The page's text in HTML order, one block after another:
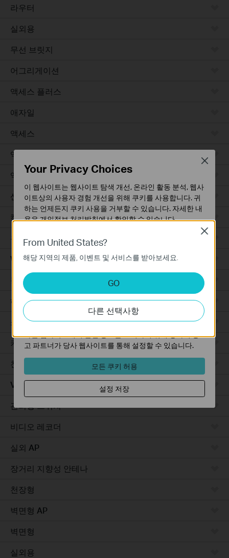
라우터
실외용
무선 브릿지
어그리게이션
액세스 플러스
애자일
액세스
액세스 프로
액세스 맥스
산업용
캠퍼스
유선 라우터
WiFi 라우터
통합 라우터
하드웨어
소프트웨어
카메라
천장형 AP
VPN 라우터
관리형 스위치
비디오 레코더
실외 AP
장거리 지향성 안테나
천장형
벽면형 AP
벽면형
실외용
From United States?
해당 지역의 제품, 이벤트 및 서비스를 받아보세요.
GO
다른 선택사항
Close
Your Privacy Choices
이 웹사이트는 웹사이트 탐색 개선, 온라인 활동 분석, 웹사
이트상의 사용자 경험 개선을 위해 쿠키를 사용합니다. 귀
하는 언제든지 쿠키 사용을 거부할 수 있습니다. 자세한 내
용은개인정보 처리방침에서 확인할 수 있습니다.
이 쿠키는 웹사이트가 작동하는 데 필요하며 사용자의 시
스템에서 비활성화할 수 없습니다.
분석 및 마케팅 쿠키
분석 쿠키는 웹사이트의 기능을 개선하고 조정하기 위해
웹사이트에서의 사용자 활동을 분석하는 데 사용하는 쿠키
입니다.
마케팅 쿠키는 귀하의 관심사에 대한 프로필을 생성하고
다른 웹사이트에서 관련 광고를 표시하기 위해 당사의 광
고 파트너가 당사 웹사이트를 통해 설정할 수 있습니다.
모든 쿠키 허용
설정 저장
Close